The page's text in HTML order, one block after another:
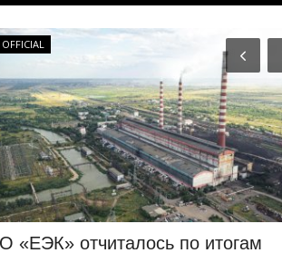
OFFICIAL
«ЕЭК» отчиталось по итогам